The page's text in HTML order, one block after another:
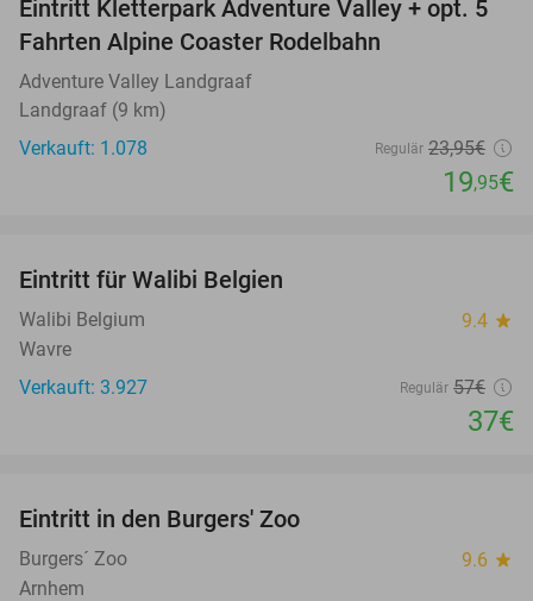
17%
Eintritt Kletterpark Adventure Valley + opt. 5
Fahrten Alpine Coaster Rodelbahn
Adventure Valley Landgraaf
Landgraaf (9 km)
Verkauft: 1.078
Regulär 23,95€
19,95€
Eintritt für Walibi Belgien
Walibi Belgium 9.4 star
Wavre
Verkauft: 3.927
Regulär 57€
37€
Eintritt in den Burgers' Zoo
Burgers´ Zoo 9.6 star
Arnhem